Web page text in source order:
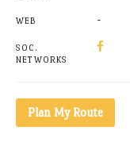
WEB -
SOC.
NETWORKS
Plan My Route